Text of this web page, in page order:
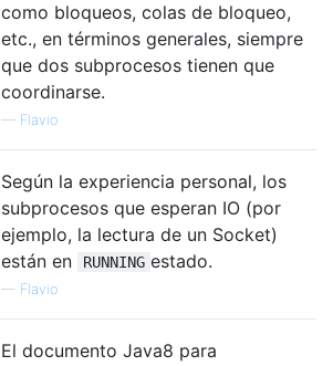
como bloqueos, colas de bloqueo,
etc., en términos generales, siempre
que dos subprocesos tienen que
coordinarse.
— Flavio
Según la experiencia personal, los
subprocesos que esperan IO (por
ejemplo, la lectura de un Socket)
están en
RUNNING estado.
— Flavio
El documento Java8 para